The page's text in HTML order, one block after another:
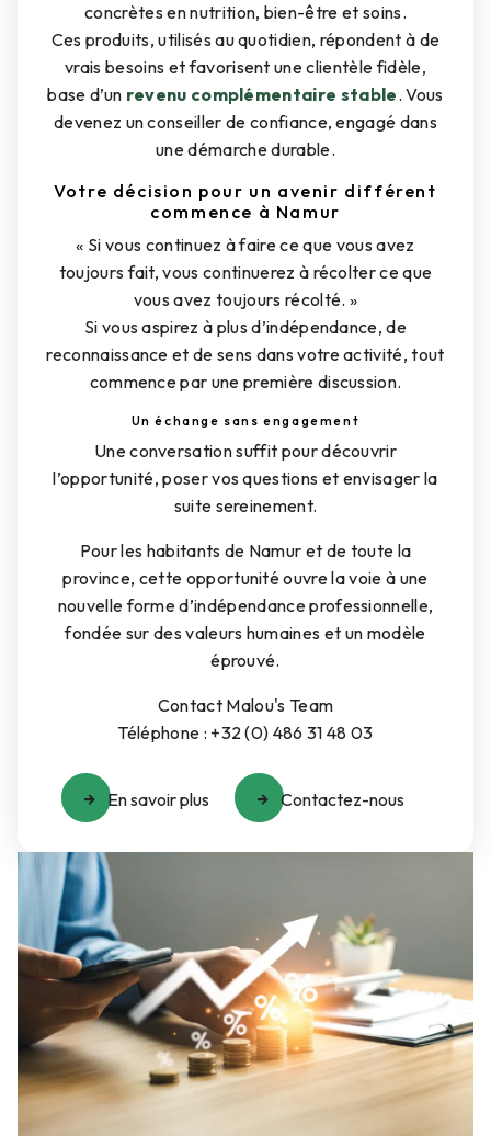
concrètes en nutrition, bien-être et soins.
Ces produits, utilisés au quotidien, répondent à de
vrais besoins et favorisent une clientèle fidèle,
base d’un revenu complémentaire stable. Vous
devenez un conseiller de confiance, engagé dans
une démarche durable.
Votre décision pour un avenir différent
commence à Namur
« Si vous continuez à faire ce que vous avez
toujours fait, vous continuerez à récolter ce que
vous avez toujours récolté. »
Si vous aspirez à plus d’indépendance, de
reconnaissance et de sens dans votre activité, tout
commence par une première discussion.
Un échange sans engagement
Une conversation suffit pour découvrir
l’opportunité, poser vos questions et envisager la
suite sereinement.
Pour les habitants de Namur et de toute la
province, cette opportunité ouvre la voie à une
nouvelle forme d’indépendance professionnelle,
fondée sur des valeurs humaines et un modèle
éprouvé.
Contact Malou's Team
Téléphone : +32 (0) 486 31 48 03
En savoir plus Contactez-nous